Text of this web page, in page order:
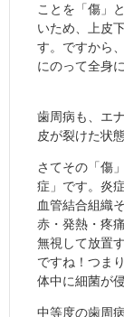
ことを「傷」
いため、上皮
す。ですから
にのって全身
歯周病も、エ
皮が裂けた状
さてその「傷
症」です。炎
血管結合組織
赤・発熱・疼
無視して放置
ですね！つま
体中に細菌が
中等度の歯周